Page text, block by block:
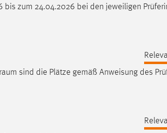
bis zum 24.04.2026 bei den jeweiligen
sind die Plätze gemäß Anweisung des